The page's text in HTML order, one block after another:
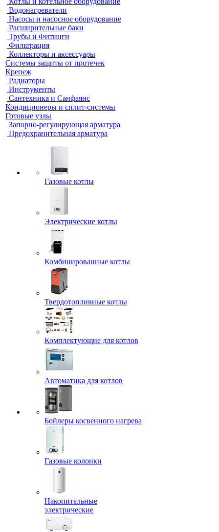
Водонагреватели
Насосы и насосное оборудование
Расширительные баки
Трубы и Фитинги
Фильтрация
Коллекторы и аксессуары
Системы защиты от протечек
Крепеж
Радиаторы
Инструменты
Сантехника и Санфаянс
Кондиционеры и сплит-системы
Готовые узлы
Запорно-регулирующая арматура
Предохранительная арматура
Газовые котлы
Электрические котлы
Комбинированные котлы
Твердотопливные котлы
Комплектующие для котлов
Автоматика для котлов
Бойлеры косвенного нагрева
Газовые колонки
Накопительные
электрические